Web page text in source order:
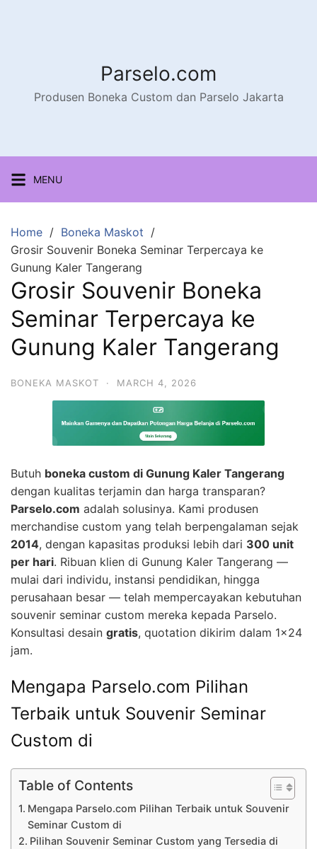
Parselo.com
Produsen Boneka Custom dan Parselo Jakarta
MENU
Home
Boneka Maskot
Grosir Souvenir Boneka Seminar Terpercaya ke
Gunung Kaler Tangerang
Grosir Souvenir Boneka
Seminar Terpercaya ke
Gunung Kaler Tangerang
BONEKA MASKOT · MARCH 4, 2026
Butuh boneka custom di Gunung Kaler Tangerang
dengan kualitas terjamin dan harga transparan?
Parselo.com adalah solusinya. Kami produsen
merchandise custom yang telah berpengalaman sejak
2014, dengan kapasitas produksi lebih dari 300 unit
per hari. Ribuan klien di Gunung Kaler Tangerang —
mulai dari individu, instansi pendidikan, hingga
perusahaan besar — telah mempercayakan kebutuhan
souvenir seminar custom mereka kepada Parselo.
Konsultasi desain gratis, quotation dikirim dalam 1×24
jam.
Mengapa Parselo.com Pilihan
Terbaik untuk Souvenir Seminar
Custom di
Table of Contents
Mengapa Parselo.com Pilihan Terbaik untuk Souvenir
Seminar Custom di
Pilihan Souvenir Seminar Custom yang Tersedia di